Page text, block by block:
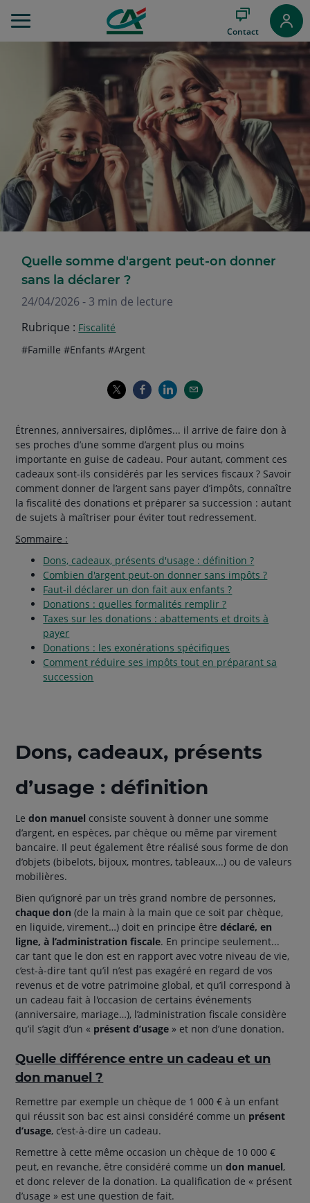
au
Pied
de
page
Contact
Quelle somme d'argent peut-on donner
sans la déclarer ?
24/04/2026 - 3 min de lecture
Rubrique : Fiscalité
Thématiques
hashtag
#Famillehashtag
#Enfantshashtag
#Argent
Étrennes, anniversaires, diplômes... il arrive de faire don à
ses proches d’une somme d’argent plus ou moins
importante en guise de cadeau. Pour autant, comment ces
cadeaux sont-ils considérés par les services fiscaux ? Savoir
comment donner de l’argent sans payer d’impôts, connaître
la fiscalité des donations et préparer sa succession : autant
de sujets à maîtriser pour éviter tout redressement.
Sommaire :
Dons, cadeaux, présents d'usage : définition ?
Combien d'argent peut-on donner sans impôts ?
Faut-il déclarer un don fait aux enfants ?
Donations : quelles formalités remplir ?
Taxes sur les donations : abattements et droits à
payer
Donations : les exonérations spécifiques
Comment réduire ses impôts tout en préparant sa
succession
Dons, cadeaux, présents
d’usage : définition
Ledon manuel consiste souvent à donner une somme
d’argent, en espèces, par chèque ou même par virement
bancaire. Il peut également être réalisé sous forme de don
d’objets (bibelots, bijoux, montres, tableaux...) ou de valeurs
mobilières.
Bien qu’ignoré par un très grand nombre de personnes,
chaque don (de la main à la main que ce soit par chèque,
en liquide, virement…) doit en principe êtredéclaré, en
ligne, à l’administration fiscale. En principe seulement...
car tant que le don est en rapport avec votre niveau de vie,
c’est-à-dire tant qu’il n’est pas exagéré en regard de vos
revenus et de votre patrimoine global, et qu’il correspond à
un cadeau fait à l'occasion de certains événements
(anniversaire, mariage…), l’administration fiscale considère
qu’il s’agit d’un « présent d’usage » et non d’une donation.
Quelle différence entre un cadeau et un
don manuel ?
Remettre par exemple un chèque de 1 000 € à un enfant
qui réussit son bac est ainsi considéré comme un présent
d’usage, c’est-à-dire un cadeau.
Remettre à cette même occasion un chèque de 10 000 €
peut, en revanche, être considéré comme undon manuel,
et donc relever de la donation. La qualification de « présent
d’usage » est une question de fait.